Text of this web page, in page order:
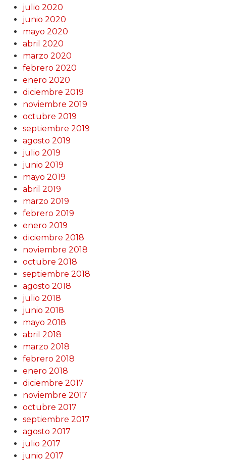
julio 2020
junio 2020
mayo 2020
abril 2020
marzo 2020
febrero 2020
enero 2020
diciembre 2019
noviembre 2019
octubre 2019
septiembre 2019
agosto 2019
julio 2019
junio 2019
mayo 2019
abril 2019
marzo 2019
febrero 2019
enero 2019
diciembre 2018
noviembre 2018
octubre 2018
septiembre 2018
agosto 2018
julio 2018
junio 2018
mayo 2018
abril 2018
marzo 2018
febrero 2018
enero 2018
diciembre 2017
noviembre 2017
octubre 2017
septiembre 2017
agosto 2017
julio 2017
junio 2017